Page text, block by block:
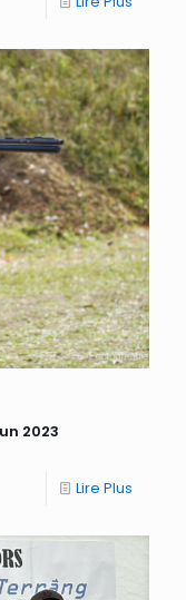
2023
Lire Plus